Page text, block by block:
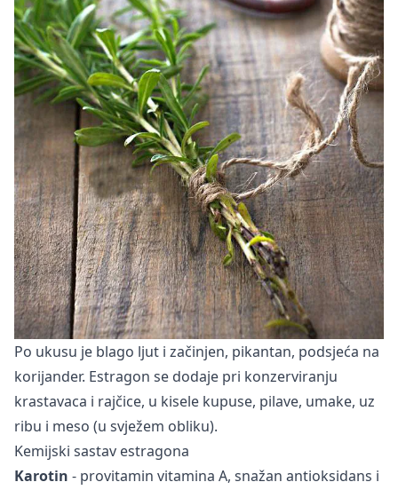
Po ukusu je blago ljut i začinjen, pikantan, podsjeća na
korijander. Estragon se dodaje pri konzerviranju
krastavaca i rajčice, u kisele kupuse, pilave, umake, uz
ribu i meso (u svježem obliku).
Kemijski sastav estragona
Karotin - provitamin vitamina A, snažan antioksidans i